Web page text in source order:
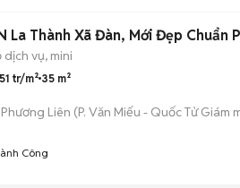
La Thành Xã Đàn, Mới Đẹp Chuẩn
dịch vụ, mini
51 tr/m² 35 m²
Liên (P. Văn Miếu - Quốc Tử Giám
Công